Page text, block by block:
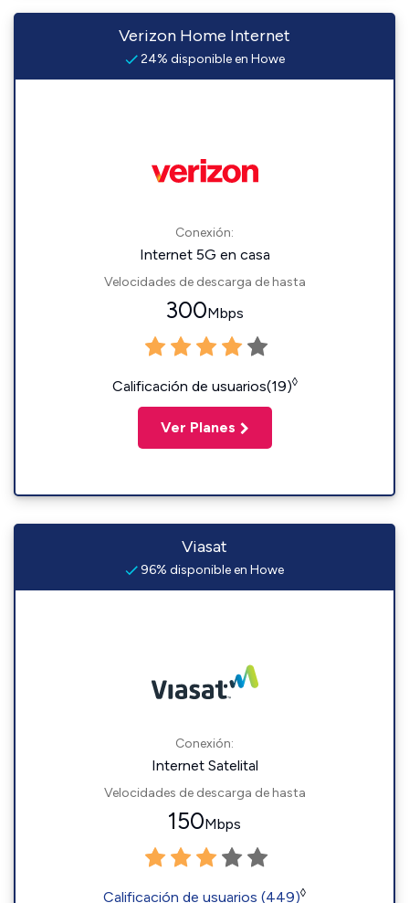
Verizon Home Internet
24% disponible en Howe
Conexión:
Internet 5G en casa
Velocidades de descarga de hasta
300Mbps
Calificación de usuarios(19)◊
Ver Planes
Viasat
96% disponible en Howe
Conexión:
Internet Satelital
Velocidades de descarga de hasta
150Mbps
Calificación de usuarios (449)◊